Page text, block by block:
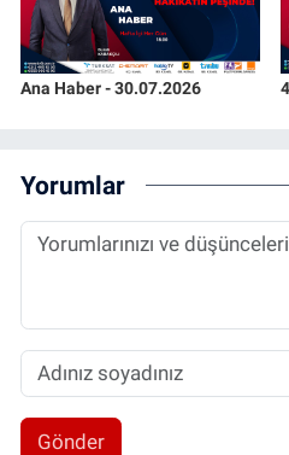
Ana Haber - 30.07.2026
Yorumlar
Gönder